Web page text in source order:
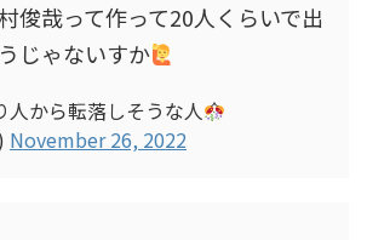
俊哉って作って20人くらいで出
じゃないすか
人から転落しそうな人
November 26, 2022